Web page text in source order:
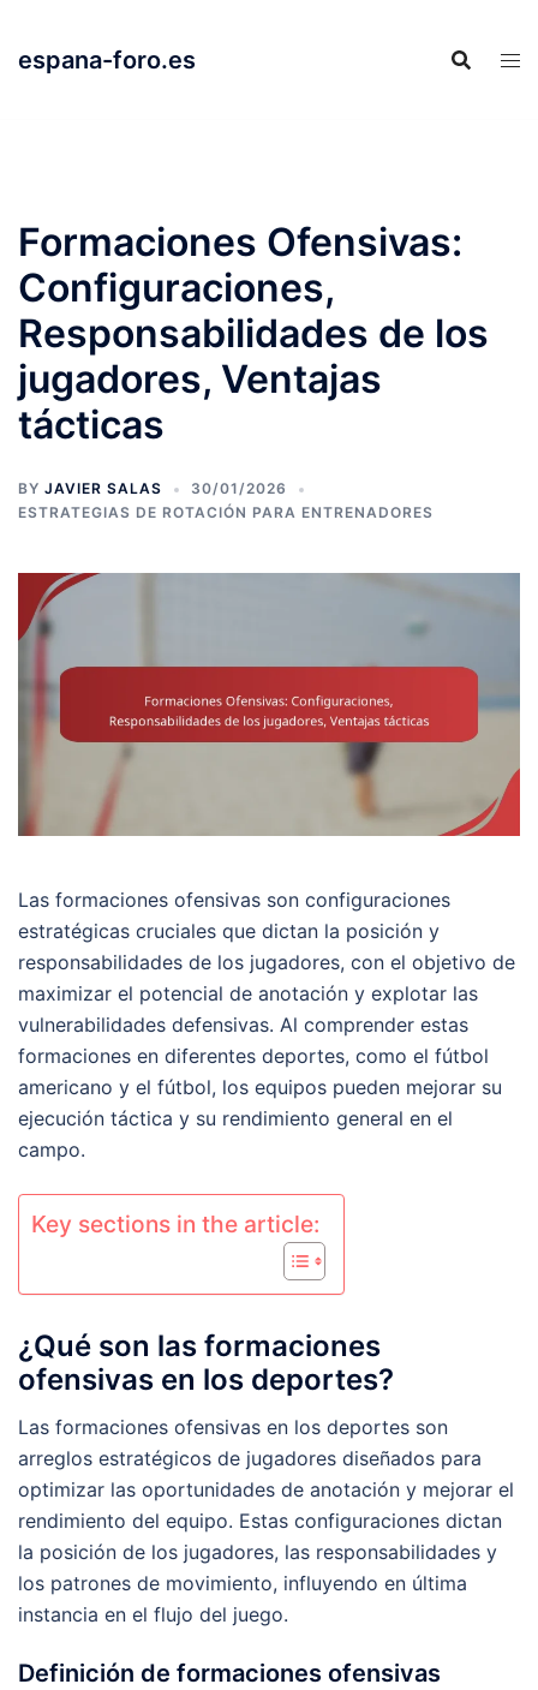
content
espana-foro.es
Formaciones Ofensivas:
Configuraciones,
Responsabilidades de los
jugadores, Ventajas
tácticas
BY JAVIER SALAS
30/01/2026
ESTRATEGIAS DE ROTACIÓN PARA ENTRENADORES
Las formaciones ofensivas son configuraciones
estratégicas cruciales que dictan la posición y
responsabilidades de los jugadores, con el objetivo de
maximizar el potencial de anotación y explotar las
vulnerabilidades defensivas. Al comprender estas
formaciones en diferentes deportes, como el fútbol
americano y el fútbol, los equipos pueden mejorar su
ejecución táctica y su rendimiento general en el
campo.
Key sections in the article:
¿Qué son las formaciones
ofensivas en los deportes?
Las formaciones ofensivas en los deportes son
arreglos estratégicos de jugadores diseñados para
optimizar las oportunidades de anotación y mejorar el
rendimiento del equipo. Estas configuraciones dictan
la posición de los jugadores, las responsabilidades y
los patrones de movimiento, influyendo en última
instancia en el flujo del juego.
Definición de formaciones ofensivas